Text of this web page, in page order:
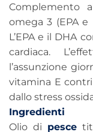
Complemento
omega 3 (EPA e
L’EPA e il DHA
cardiaca.
l’assunzione
vitamina E
dallo stress
Ingredienti
Olio di pescetit.